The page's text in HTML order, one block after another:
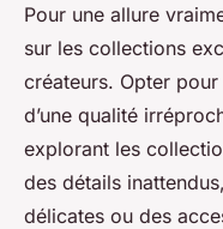
Pour une allure
sur les collections
créateurs. Opter pour
d’une qualité
explorant les
des détails
délicates ou des